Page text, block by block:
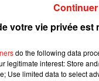
5 août 2026
Benny Blanco invite
Becky G sur son
votre vie privée est
do the following data
legitimate interest: Store
Use limited data to select